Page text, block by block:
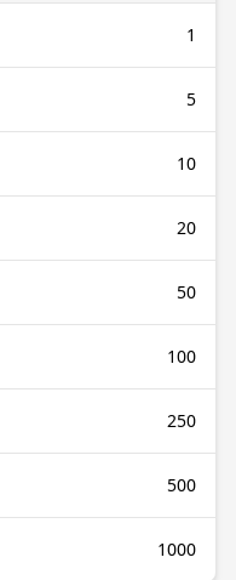
1
5
10
20
50
100
250
500
1000